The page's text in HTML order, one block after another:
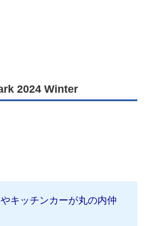
2024 Winter
キッチンカーが丸の内仲